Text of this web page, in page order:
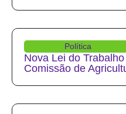
Política
Nova Lei do
Comissão de